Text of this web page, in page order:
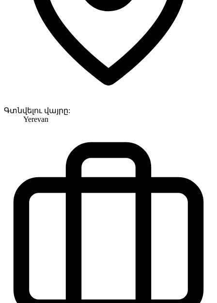
Գտնվելու վայրը:
Yerevan